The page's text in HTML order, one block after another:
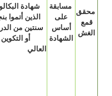
شهادة البكالوريا
الذين أتموا بنجاح
سنتين من الدراسة
أو التكوين
العالي
مسابقة
على
أساس
الشهادة